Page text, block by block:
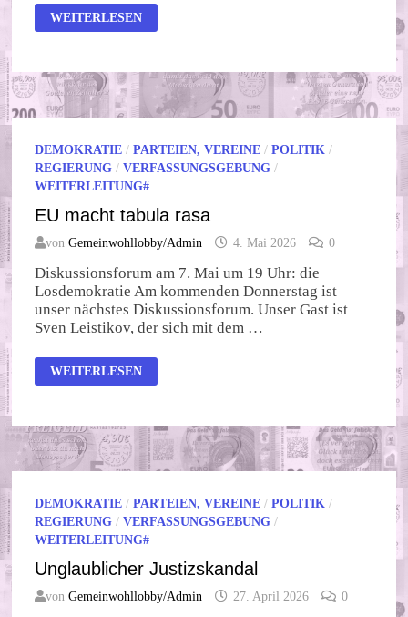
WER
IST
WEITERLESEN
DEMOKRATIE /PARTEIEN, VEREINE /POLITIK /
REGIERUNG /VERFASSUNGSGEBUNG /
WEITERLEITUNG#
EU macht tabula rasa
vonGemeinwohllobby/Admin 4. Mai 2026 0
Diskussionsforum am 7. Mai um 19 Uhr: die
Losdemokratie Am kommenden Donnerstag ist
unser nächstes Diskussionsforum. Unser Gast ist
Sven Leistikov, der sich mit dem …
EU
MACHT
WEITERLESEN
DEMOKRATIE /PARTEIEN, VEREINE /POLITIK /
REGIERUNG /VERFASSUNGSGEBUNG /
WEITERLEITUNG#
Unglaublicher Justizskandal
vonGemeinwohllobby/Admin 27. April 2026 0